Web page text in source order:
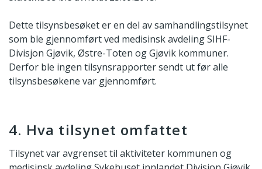
Dette tilsynsbesøket er en del av samhandlingstilsynet
som ble gjennomført ved medisinsk avdeling SIHF-
Divisjon Gjøvik, Østre-Toten og Gjøvik kommuner.
Derfor ble ingen tilsynsrapporter sendt ut før alle
tilsynsbesøkene var gjennomført.
4. Hva tilsynet omfattet
Tilsynet var avgrenset til aktiviteter kommunen og